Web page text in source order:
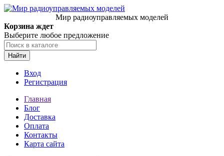
Мир радиоуправляемых моделей
Корзина ждет
Выберите любое предложение
Найти
Вход
Регистрация
Главная
Блог
Доставка
Оплата
Контакты
Карта сайта